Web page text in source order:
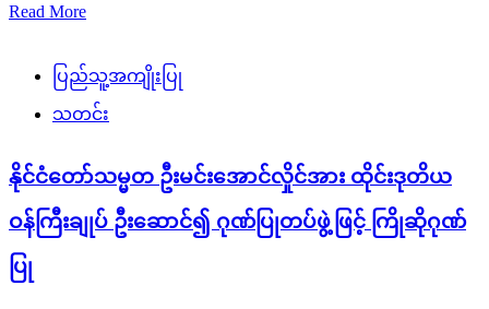
Read More
ပြည်သူ့အကျိုးပြု
သတင်း
နိုင်ငံတော်သမ္မတ ဦးမင်းအောင်လှိုင်အား ထိုင်းဒုတိယ
ဝန်ကြီးချုပ် ဦးဆောင်၍ ဂုဏ်ပြုတပ်ဖွဲ့ဖြင့် ကြိုဆိုဂုဏ်
ပြု